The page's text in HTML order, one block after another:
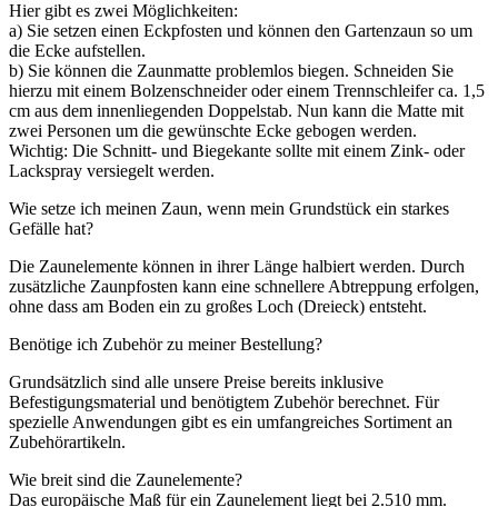
Hier gibt es zwei Möglichkeiten:
a) Sie setzen einen Eckpfosten und können den Gartenzaun so um
die Ecke aufstellen.
b) Sie können die Zaunmatte problemlos biegen. Schneiden Sie
hierzu mit einem Bolzenschneider oder einem Trennschleifer ca. 1,5
cm aus dem innenliegenden Doppelstab. Nun kann die Matte mit
zwei Personen um die gewünschte Ecke gebogen werden.
Wichtig: Die Schnitt- und Biegekante sollte mit einem Zink- oder
Lackspray versiegelt werden.
Wie setze ich meinen Zaun, wenn mein Grundstück ein starkes
Gefälle hat?
Die Zaunelemente können in ihrer Länge halbiert werden. Durch
zusätzliche Zaunpfosten kann eine schnellere Abtreppung erfolgen,
ohne dass am Boden ein zu großes Loch (Dreieck) entsteht.
Benötige ich Zubehör zu meiner Bestellung?
Grundsätzlich sind alle unsere Preise bereits inklusive
Befestigungsmaterial und benötigtem Zubehör berechnet. Für
spezielle Anwendungen gibt es ein umfangreiches Sortiment an
Zubehörartikeln.
Wie breit sind die Zaunelemente?
Das europäische Maß für ein Zaunelement liegt bei 2.510 mm.